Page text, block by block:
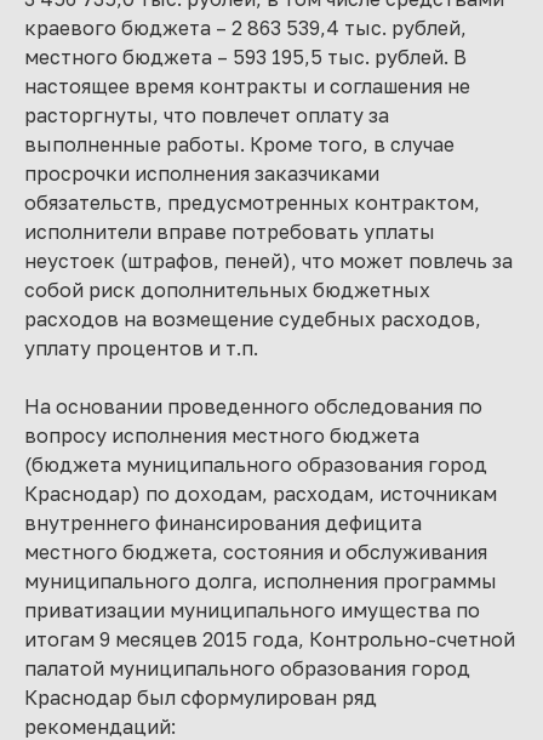
краевого бюджета – 2 863 539,4 тыс. рублей,
местного бюджета – 593 195,5 тыс. рублей. В
настоящее время контракты и соглашения не
расторгнуты, что повлечет оплату за
выполненные работы. Кроме того, в случае
просрочки исполнения заказчиками
обязательств, предусмотренных контрактом,
исполнители вправе потребовать уплаты
неустоек (штрафов, пеней), что может повлечь за
собой риск дополнительных бюджетных
расходов на возмещение судебных расходов,
уплату процентов и т.п.
На основании проведенного обследования по
вопросу исполнения местного бюджета
(бюджета муниципального образования город
Краснодар) по доходам, расходам, источникам
внутреннего финансирования дефицита
местного бюджета, состояния и обслуживания
муниципального долга, исполнения программы
приватизации муниципального имущества по
итогам 9 месяцев 2015 года, Контрольно-счетной
палатой муниципального образования город
Краснодар был сформулирован ряд
рекомендаций: